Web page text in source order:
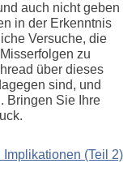
auch nicht geben
in der Erkenntnis
Versuche, die
zu
über dieses
sind, und
Bringen Sie Ihre
(Teil 2)